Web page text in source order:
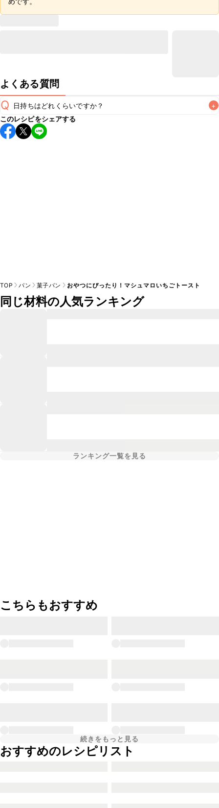
よくある質問
Q 日持ちはどれくらいですか？ +
保存期間は冷蔵で当日中が目安です。なるべくお早めにお召
し上がりください。
このレシピをシェアする
TOP パン 菓子パン おやつにぴったり！マシュマロいちごトースト
同じ材料の人気ランキング
ランキング一覧を見る
こちらもおすすめ
続きをもっと見る
おすすめのレシピリスト